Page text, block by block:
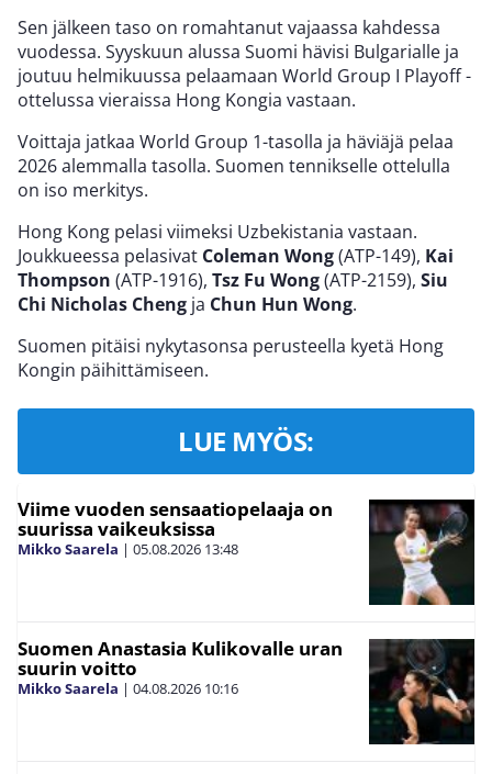
Sen jälkeen taso on romahtanut vajaassa kahdessa
vuodessa. Syyskuun alussa Suomi hävisi Bulgarialle ja
joutuu helmikuussa pelaamaan World Group I Playoff -
ottelussa vieraissa Hong Kongia vastaan.
Voittaja jatkaa World Group 1-tasolla ja häviäjä pelaa
2026 alemmalla tasolla. Suomen tennikselle ottelulla
on iso merkitys.
Hong Kong pelasi viimeksi Uzbekistania vastaan.
Joukkueessa pelasivat Coleman Wong(ATP-149), Kai
Thompson (ATP-1916), Tsz Fu Wong(ATP-2159), Siu
Chi Nicholas Cheng ja Chun Hun Wong.
Suomen pitäisi nykytasonsa perusteella kyetä Hong
Kongin päihittämiseen.
LUE MYÖS:
Viime vuoden sensaatiopelaaja on
suurissa vaikeuksissa
Mikko Saarela | 05.08.2026 13:48
Suomen Anastasia Kulikovalle uran
suurin voitto
Mikko Saarela | 04.08.2026 10:16